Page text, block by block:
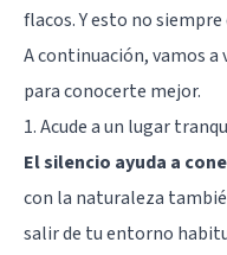
flacos. Y esto no
A continuación, vamos a
para conocerte mejor.
1. Acude a un lugar
El silencio ayuda a
con la naturaleza
salir de tu entorno